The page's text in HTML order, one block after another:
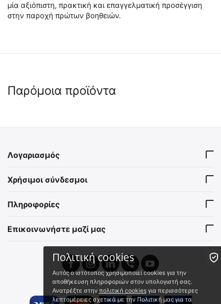
μία αξιόπιστη, πρακτική και επαγγελματική προσέγγιση
στην παροχή πρώτων βοηθειών.
Παρόμοια προϊόντα
Εύπλαστος Νάρθηκας
Ακινητοποίησης 36"
Πορτοκαλί
Άμεσα διαθέσιμο
€7.90
✔
Λογαριασμός
Χρήσιμοι σύνδεσμοι
Πληροφορίες
Επικοινωνήστε μαζί μας
Πολιτική cookies
Αυτός ο ιστότοπος χρησιμοποιεί cookies για την
αποθήκευση πληροφοριών στον υπολογιστή σας.
Ανατρέξτε στην πολιτική cookiesγια περισσότερες
λεπτομέρειες σχετικά με την Πολιτική μας για τα